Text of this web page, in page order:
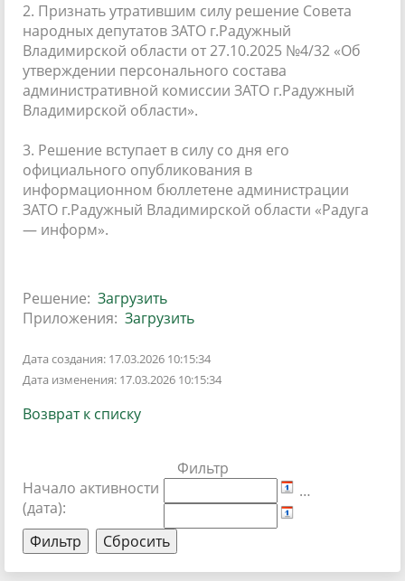
2. Признать утратившим силу решение Совета
народных депутатов ЗАТО г.Радужный
Владимирской области от 27.10.2025 №4/32 «Об
утверждении персонального состава
административной комиссии ЗАТО г.Радужный
Владимирской области».
3. Решение вступает в силу со дня его
официального опубликования в
информационном бюллетене администрации
ЗАТО г.Радужный Владимирской области «Радуга
— информ».
Решение: Загрузить
Приложения: Загрузить
Дата создания: 17.03.2026 10:15:34
Дата изменения: 17.03.2026 10:15:34
Возврат к списку
Фильтр
Начало активности
(дата):
…